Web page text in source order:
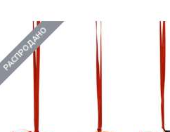
РАСПРОДАНО